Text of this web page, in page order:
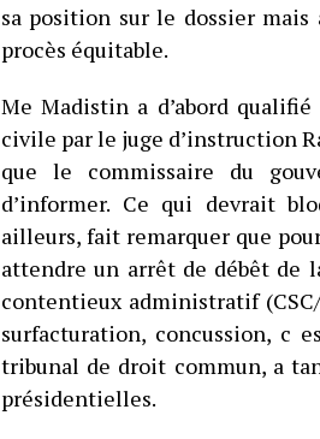
sa position sur le dossier
procès équitable.
Me Madistin a d’abord
civile par le juge d’instruction
que le commissaire du
d’informer. Ce qui devrait
ailleurs, fait remarquer que
attendre un arrêt de débêt de
contentieux administratif
surfacturation, concussion, c
tribunal de droit commun, a
présidentielles.